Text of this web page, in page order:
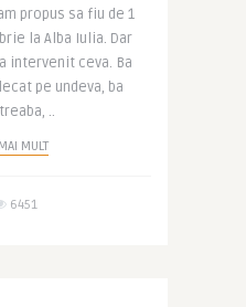
propus sa fiu de 1
la Alba Iulia. Dar
intervenit ceva. Ba
pe undeva, ba
..
MULT
6451